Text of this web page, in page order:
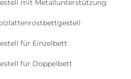
mit Metallunterstützung
für Einzelbett
für Doppelbett